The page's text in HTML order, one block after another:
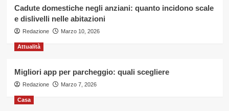
Cadute domestiche negli anziani: quanto incidono scale
e dislivelli nelle abitazioni
Redazione Marzo 10, 2026
Attualità
Migliori app per parcheggio: quali scegliere
Redazione Marzo 7, 2026
Casa